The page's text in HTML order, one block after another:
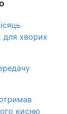
для хворих
кисню